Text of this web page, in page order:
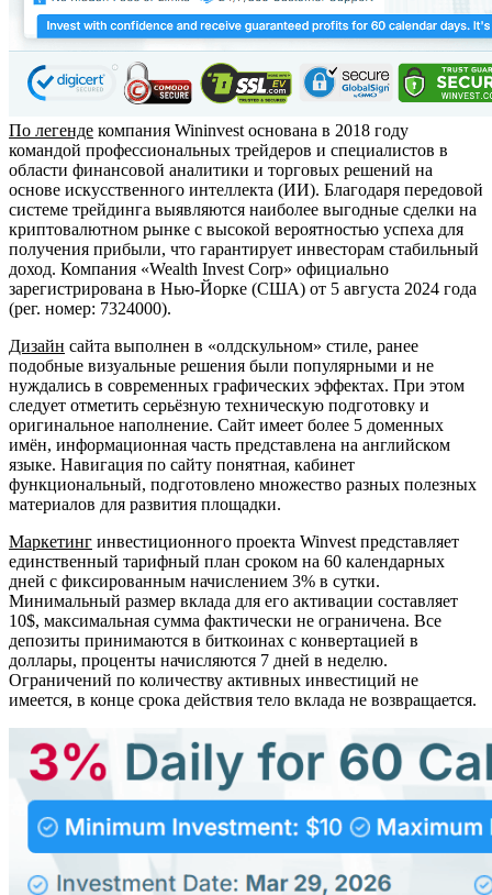
По легенде компания Wininvest основана в 2018 году
командой профессиональных трейдеров и специалистов в
области финансовой аналитики и торговых решений на
основе искусственного интеллекта (ИИ). Благодаря передовой
системе трейдинга выявляются наиболее выгодные сделки на
криптовалютном рынке с высокой вероятностью успеха для
получения прибыли, что гарантирует инвесторам стабильный
доход. Компания «Wealth Invest Corp» официально
зарегистрирована в Нью-Йорке (США) от 5 августа 2024 года
(рег. номер: 7324000).
Дизайн сайта выполнен в «олдскульном» стиле, ранее
подобные визуальные решения были популярными и не
нуждались в современных графических эффектах. При этом
следует отметить серьёзную техническую подготовку и
оригинальное наполнение. Сайт имеет более 5 доменных
имён, информационная часть представлена на английском
языке. Навигация по сайту понятная, кабинет
функциональный, подготовлено множество разных полезных
материалов для развития площадки.
Маркетинг инвестиционного проекта Winvest представляет
единственный тарифный план сроком на 60 календарных
дней с фиксированным начислением 3% в сутки.
Минимальный размер вклада для его активации составляет
10$, максимальная сумма фактически не ограничена. Все
депозиты принимаются в биткоинах с конвертацией в
доллары, проценты начисляются 7 дней в неделю.
Ограничений по количеству активных инвестиций не
имеется, в конце срока действия тело вклада не возвращается.